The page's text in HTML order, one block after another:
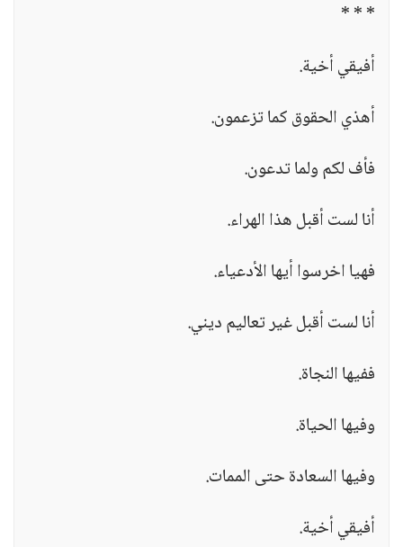
* * *
أفيقي أخية.
أهذي الحقوق كما تزعمون.
فأف لكم ولما تدعون.
أنا لست أقبل هذا الهراء.
فهيا اخرسوا أيها الأدعياء.
أنا لست أقبل غير تعاليم ديني.
ففيها النجاة.
وفيها الحياة.
وفيها السعادة حتى الممات.
أفيقي أخية.